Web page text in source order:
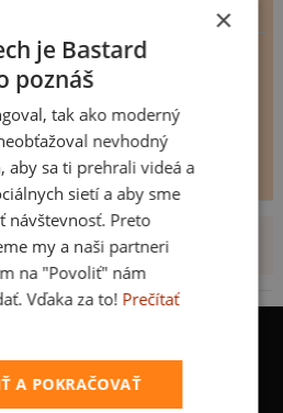
LUCKER14
×
je Bastard
poznáš
tak ako moderný
nevhodný
aby sa ti prehrali videá a
sietí a aby sme
návštevnosť. Preto
my a naši partneri
na "Povoliť" nám
Vďaka za to! Prečítať
A POKRAČOVAŤ